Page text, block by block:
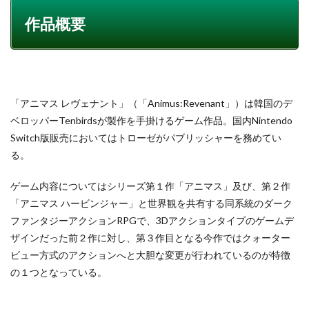
作品概要
「アニマス レヴェナント」（「Animus:Revenant」）は韓国のデ
ベロッパーTenbirdsが製作を手掛けるゲーム作品。国内Nintendo
Switch版販売においてはトローゼがパブリッシャーを務めてい
る。
ゲーム内容についてはシリーズ第１作「アニマス」及び、第２作
「アニマス ハービンジャー」と世界観を共有する同系統のダーク
ファンタジーアクションRPGで、3Dアクションタイプのゲームデ
ザインだった前２作に対し、第３作目となる今作ではクォーター
ビュー方式のアクションへと大胆な変更が行われているのが特徴
の１つとなっている。